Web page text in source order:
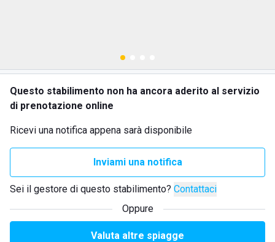
Questo stabilimento non ha ancora aderito al servizio
di prenotazione online
Ricevi una notifica appena sarà disponibile
Inviami una notifica
Sei il gestore di questo stabilimento? Contattaci
Oppure
Valuta altre spiagge